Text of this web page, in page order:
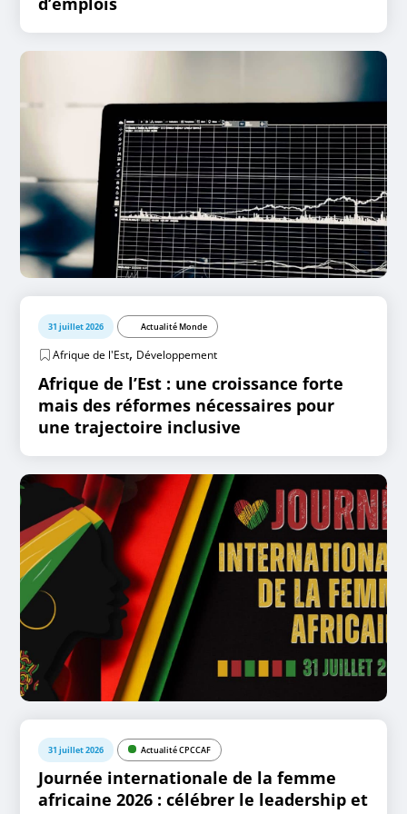
31 juillet 2026 Actualité Monde
Afrique de l'Est, Développement
Afrique de l’Est : une croissance forte
mais des réformes nécessaires pour
une trajectoire inclusive
31 juillet 2026 Actualité CPCCAF
Journée internationale de la femme
africaine 2026 : célébrer le leadership et